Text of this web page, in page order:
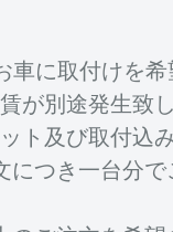
車に取付けを希
が別途発生致し
ト及び取付込
につき一台分